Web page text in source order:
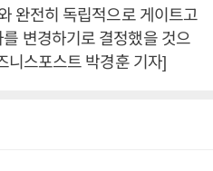
완전히 독립적으로 게이트고
변경하기로 결정했을 것으
니스포스트 박경훈 기자]